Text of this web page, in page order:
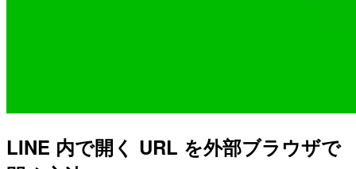
LINE 内で開く URL を外部ブラウザで